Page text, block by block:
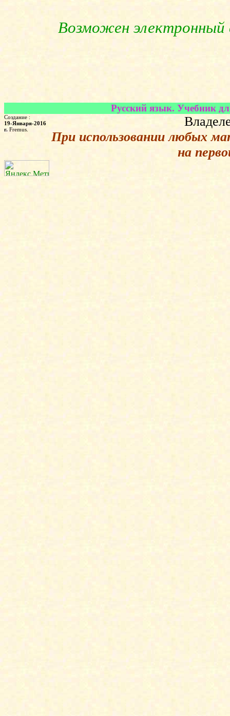
Возможен электронный
Русский язык. Учебник
Создание :
19-Января-2016
г. Fremus.
При использовании любых
на